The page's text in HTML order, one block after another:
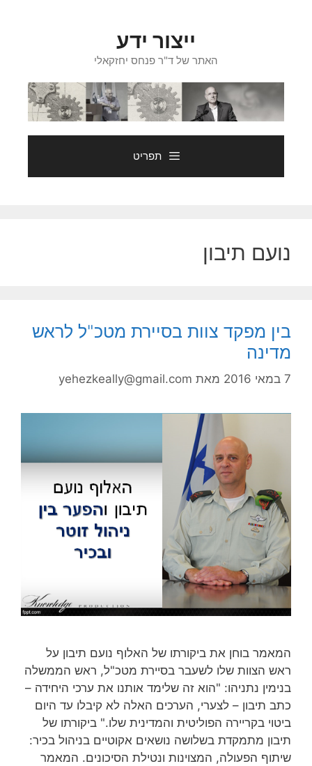
ייצור ידע
האתר של ד"ר פנחס יחזקאלי
תפריט
נועם תיבון
בין מפקד צוות בסיירת מטכ"ל לראש
מדינה
7 במאי 2016 מאת yehezkeally@gmail.com
המאמר בוחן את ביקורתו של האלוף נועם תיבון על
ראש הצוות שלו לשעבר בסיירת מטכ"ל, ראש הממשלה
בנימין נתניהו: "הוא זה שלימד אותנו את ערכי היחידה –
כתב תיבון – לצערי, הערכים האלה לא קיבלו עד היום
ביטוי בקריירה הפוליטית והמדינית שלו." ביקורתו של
תיבון מתמקדת בשלושה נושאים אקוטיים בניהול בכיר:
שיתוף הפעולה, המצוינות ונטילת הסיכונים. המאמר